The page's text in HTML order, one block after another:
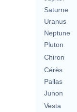
Saturne
Uranus
Neptune
Pluton
Chiron
Cérès
Pallas
Junon
Vesta